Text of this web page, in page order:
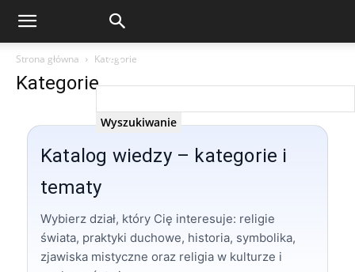
Strona główna Kategorie
Kategorie
Katalog wiedzy – kategorie i
tematy
Wybierz dział, który Cię interesuje: religie
świata, praktyki duchowe, historia, symbolika,
zjawiska mistyczne oraz religia w kulturze i